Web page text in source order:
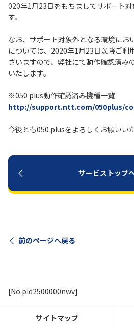
020年1月23日をもちましてサポート
す。
なお、サポート対象外となる環境にお
については、2020年1月23日以降ご利
ざいますので、弊社にて動作確認済み
いたします。
※050 plus動作確認済み機種一覧
http://support.ntt.com/050plus/
今後とも050 plusをよろしくお願いいた
サービストップ
前のページへ戻る
[No.pid2500000nwv]
サイトマップ